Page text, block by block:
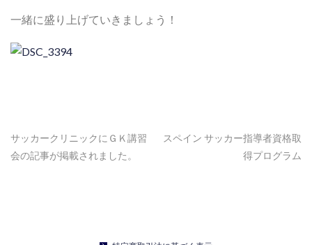
一緒に盛り上げていきましょう！
サッカークリニックにＧＫ講習
会の記事が掲載されました。
スペイン サッカー指導者資格取
得プログラム